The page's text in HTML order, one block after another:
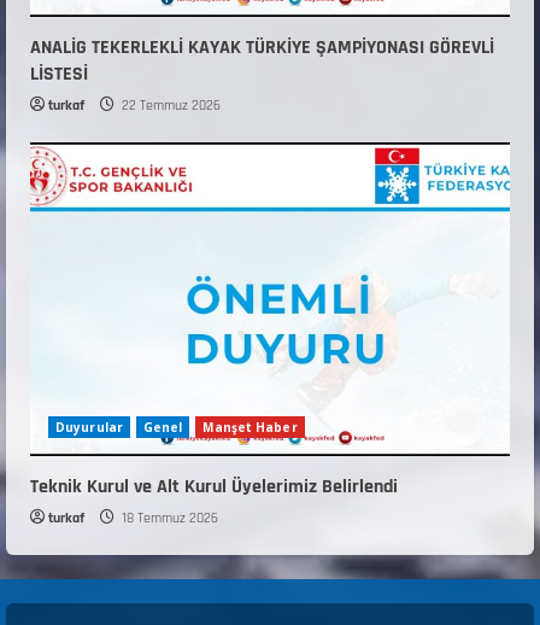
ANALİG TEKERLEKLİ KAYAK TÜRKİYE ŞAMPİYONASI GÖREVLİ
LİSTESİ
turkaf 22 Temmuz 2026
Duyurular Genel Manşet Haber
Teknik Kurul ve Alt Kurul Üyelerimiz Belirlendi
turkaf 18 Temmuz 2026